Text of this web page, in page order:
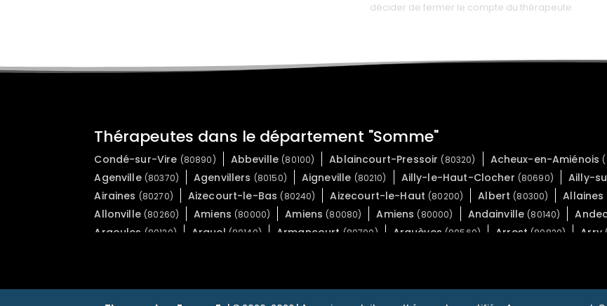
décider de fermer le compte du thérapeute.
Thérapeutes dans le département "Somme"
Condé-sur-Vire (80890) Abbeville (80100) Ablaincourt-Pressoir (80320) Acheux-en-Amiénois
Agenville (80370) Agenvillers (80150) Aigneville (80210) Ailly-le-Haut-Clocher (80690) Ailly-
Airaines (80270) Aizecourt-le-Bas (80240) Aizecourt-le-Haut (80200) Albert (80300) Allaines
Allonville (80260) Amiens (80000) Amiens (80080) Amiens (80000) Andainville (80140)
Argoules (80120) Arguel (80140) Armancourt (80700) Arquèves (80560) Arrest (80820) Arry
Aveluy(80300) Avesnes-Chaussoy(80140) Ayencourt(80500) Bacouel-sur-Selle(80480)